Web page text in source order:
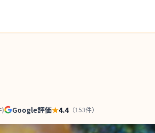
) Google評価★4.4 （153件）